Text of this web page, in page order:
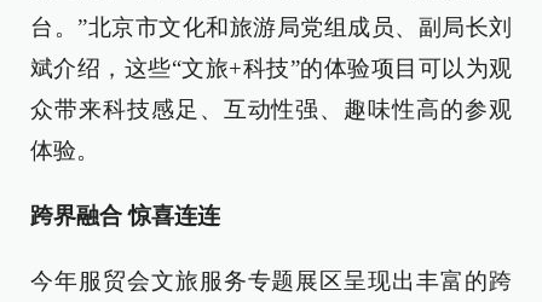
台。”北京市文化和旅游局党组成员、副局长刘
斌介绍，这些“文旅+科技”的体验项目可以为观
众带来科技感足、互动性强、趣味性高的参观
体验。
跨界融合 惊喜连连
今年服贸会文旅服务专题展区呈现出丰富的跨